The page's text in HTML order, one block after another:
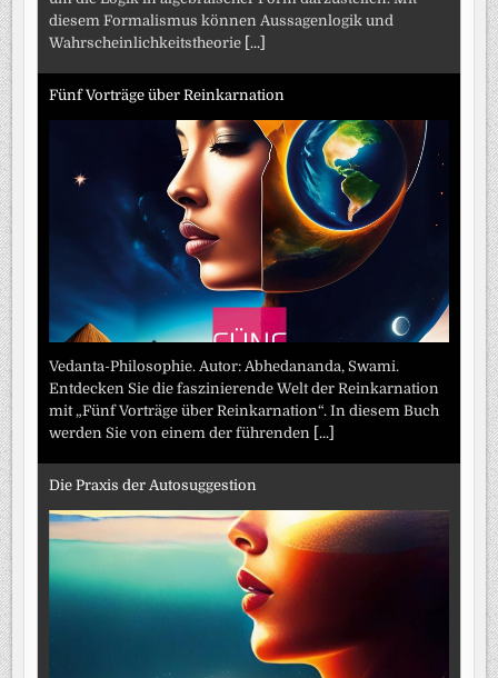
diesem Formalismus können Aussagenlogik und
Wahrscheinlichkeitstheorie [...]
Fünf Vorträge über Reinkarnation
Vedanta-Philosophie. Autor: Abhedananda, Swami.
Entdecken Sie die faszinierende Welt der Reinkarnation
mit „Fünf Vorträge über Reinkarnation“. In diesem Buch
werden Sie von einem der führenden [...]
Die Praxis der Autosuggestion